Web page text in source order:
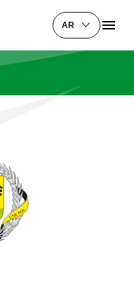
AR